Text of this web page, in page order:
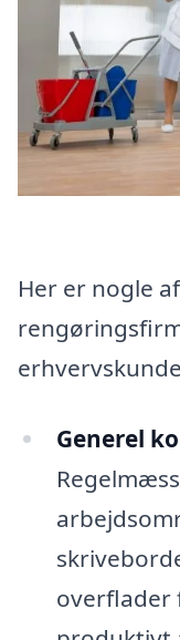
Her er nogle
Generel
overflader